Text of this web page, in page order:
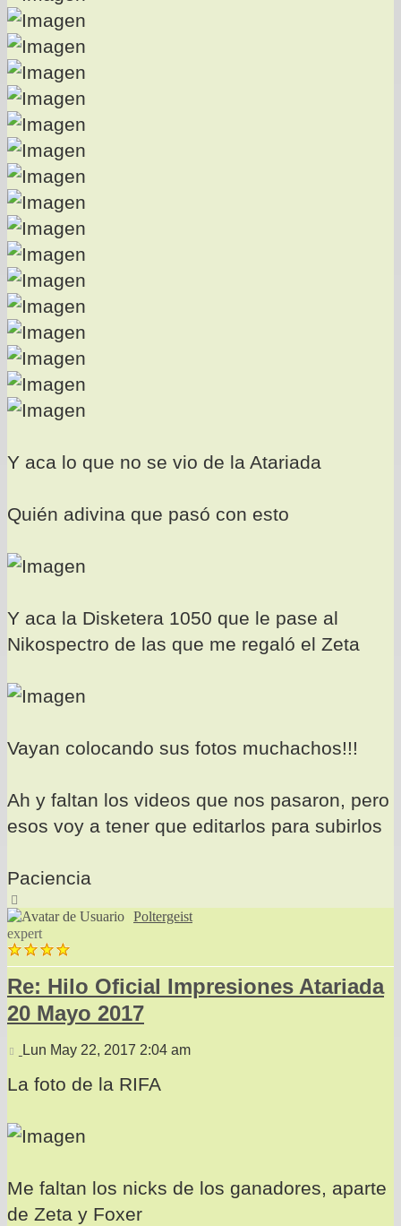
Y aca lo que no se vio de la Atariada
Quién adivina que pasó con esto
Y aca la Disketera 1050 que le pase al
Nikospectro de las que me regaló el Zeta
Vayan colocando sus fotos muchachos!!!
Ah y faltan los videos que nos pasaron, pero
esos voy a tener que editarlos para subirlos
Paciencia
Poltergeist
expert
Re: Hilo Oficial Impresiones Atariada
20 Mayo 2017
Mensaje
Lun May 22, 2017 2:04 am
La foto de la RIFA
Me faltan los nicks de los ganadores, aparte
de Zeta y Foxer